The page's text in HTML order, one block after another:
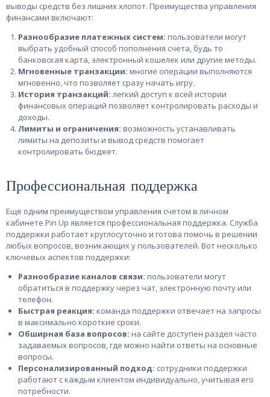
выводы средств без лишних хлопот. Преимущества управления
финансами включают:
Разнообразие платежных систем: пользователи могут
выбрать удобный способ пополнения счета, будь то
банковская карта, электронный кошелек или другие методы.
Мгновенные транзакции: многие операции выполняются
мгновенно, что позволяет сразу начать игру.
История транзакций: легкий доступ к всей истории
финансовых операций позволяет контролировать расходы и
доходы.
Лимиты и ограничения: возможность устанавливать
лимиты на депозиты и вывод средств помогает
контролировать бюджет.
Профессиональная поддержка
Еще одним преимуществом управления счетом в личном
кабинете Pin Up является профессиональная поддержка. Служба
поддержки работает круглосуточно и готова помочь в решении
любых вопросов, возникающих у пользователей. Вот несколько
ключевых аспектов поддержки:
Разнообразие каналов связи: пользователи могут
обратиться в поддержку через чат, электронную почту или
телефон.
Быстрая реакция: команда поддержки отвечает на запросы
в максимально короткие сроки.
Обширная база вопросов: на сайте доступен раздел часто
задаваемых вопросов, где можно найти ответы на основные
вопросы.
Персонализированный подход: сотрудники поддержки
работают с каждым клиентом индивидуально, учитывая его
потребности.